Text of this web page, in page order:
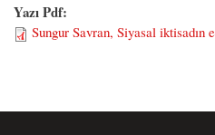
Yazı Pdf:
Sungur Savran, Siyasal iktisadın